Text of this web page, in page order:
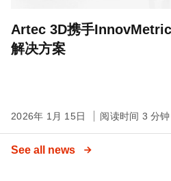
Artec 3D携手
解决方案
2026年 1月 15日 阅读时间 3 分钟
See all news